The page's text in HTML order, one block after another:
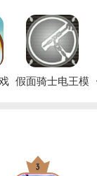
假面骑士电王模